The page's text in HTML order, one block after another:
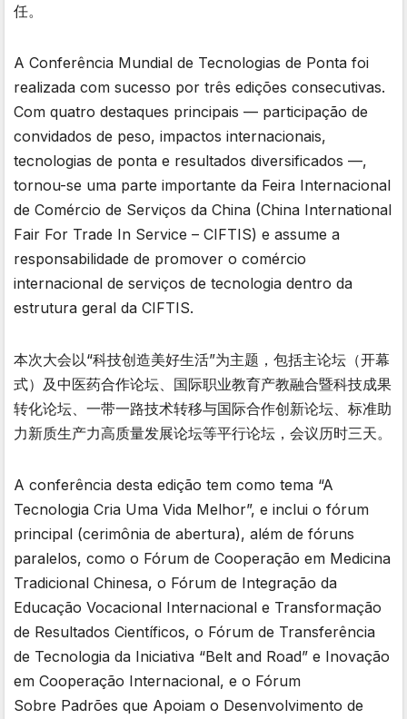
任。
A Conferência Mundial de Tecnologias de Ponta foi
realizada com sucesso por três edições consecutivas.
Com quatro destaques principais — participação de
convidados de peso, impactos internacionais,
tecnologias de ponta e resultados diversificados —,
tornou-se uma parte importante da Feira Internacional
de Comércio de Serviços da China (China International
Fair For Trade In Service – CIFTIS) e assume a
responsabilidade de promover o comércio
internacional de serviços de tecnologia dentro da
estrutura geral da CIFTIS.
本次大会以“科技创造美好生活”为主题，包括主论坛（开幕
式）及中医药合作论坛、国际职业教育产教融合暨科技成果
转化论坛、一带一路技术转移与国际合作创新论坛、标准助
力新质生产力高质量发展论坛等平行论坛，会议历时三天。
A conferência desta edição tem como tema “A
Tecnologia Cria Uma Vida Melhor”, e inclui o fórum
principal (cerimônia de abertura), além de fóruns
paralelos, como o Fórum de Cooperação em Medicina
Tradicional Chinesa, o Fórum de Integração da
Educação Vocacional Internacional e Transformação
de Resultados Científicos, o Fórum de Transferência
de Tecnologia da Iniciativa “Belt and Road” e Inovação
em Cooperação Internacional, e o Fórum
Sobre Padrões que Apoiam o Desenvolvimento de